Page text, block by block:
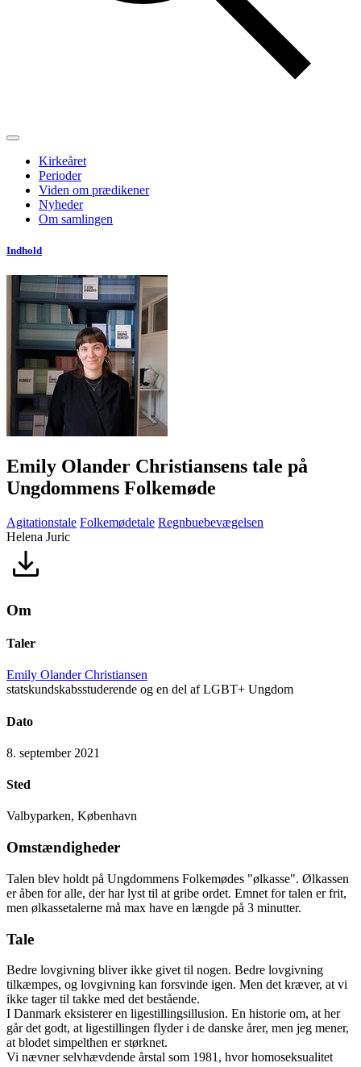
Kirkeåret
Perioder
Viden om prædikener
Nyheder
Om samlingen
Indhold
Emily Olander Christiansens tale på
Ungdommens Folkemøde
Agitationstale Folkemødetale Regnbuebevægelsen
Helena Juric
Om
Taler
Emily Olander Christiansen
statskundskabsstuderende og en del af LGBT+ Ungdom
Dato
8. september 2021
Sted
Valbyparken, København
Omstændigheder
Talen blev holdt på Ungdommens Folkemødes "ølkasse". Ølkassen
er åben for alle, der har lyst til at gribe ordet. Emnet for talen er frit,
men ølkassetalerne må max have en længde på 3 minutter.
Tale
Bedre lovgivning bliver ikke givet til nogen. Bedre lovgivning
tilkæmpes, og lovgivning kan forsvinde igen. Men det kræver, at vi
ikke tager til takke med det bestående.
I Danmark eksisterer en ligestillingsillusion. En historie om, at her
går det godt, at ligestillingen flyder i de danske årer, men jeg mener,
at blodet simpelthen er størknet.
Vi nævner selvhævdende årstal som 1981, hvor homoseksualitet